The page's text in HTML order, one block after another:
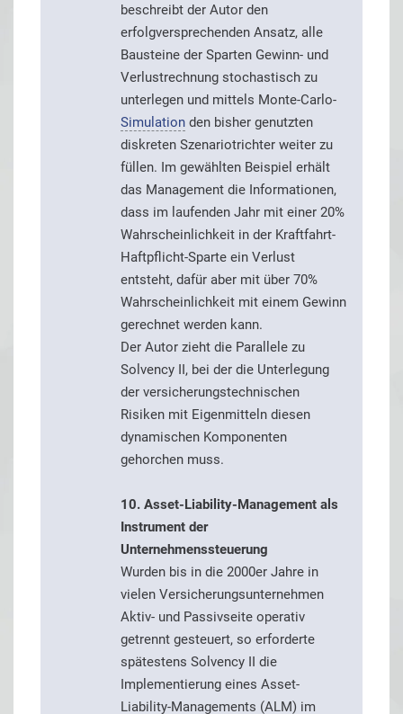
beschreibt der Autor den
erfolgversprechenden Ansatz, alle
Bausteine der Sparten Gewinn- und
Verlustrechnung stochastisch zu
unterlegen und mittels Monte-Carlo-
Simulation den bisher genutzten
diskreten Szenariotrichter weiter zu
füllen. Im gewählten Beispiel erhält
das Management die Informationen,
dass im laufenden Jahr mit einer 20%
Wahrscheinlichkeit in der Kraftfahrt-
Haftpflicht-Sparte ein Verlust
entsteht, dafür aber mit über 70%
Wahrscheinlichkeit mit einem Gewinn
gerechnet werden kann.
Der Autor zieht die Parallele zu
Solvency II, bei der die Unterlegung
der versicherungstechnischen
Risiken mit Eigenmitteln diesen
dynamischen Komponenten
gehorchen muss.
10. Asset-Liability-Management als
Instrument der
Unternehmenssteuerung
Wurden bis in die 2000er Jahre in
vielen Versicherungsunternehmen
Aktiv- und Passivseite operativ
getrennt gesteuert, so erforderte
spätestens Solvency II die
Implementierung eines Asset-
Liability-Managements (ALM) im